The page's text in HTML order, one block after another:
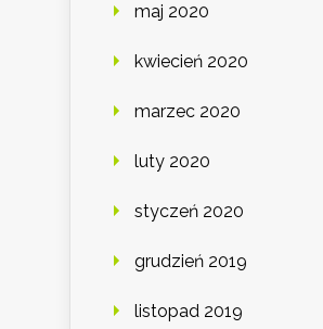
maj 2020
kwiecień 2020
marzec 2020
luty 2020
styczeń 2020
grudzień 2019
listopad 2019